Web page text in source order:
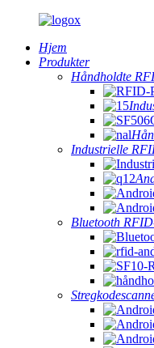
Hjem
Produkter
Håndholdte
Industrielle
Bluetooth